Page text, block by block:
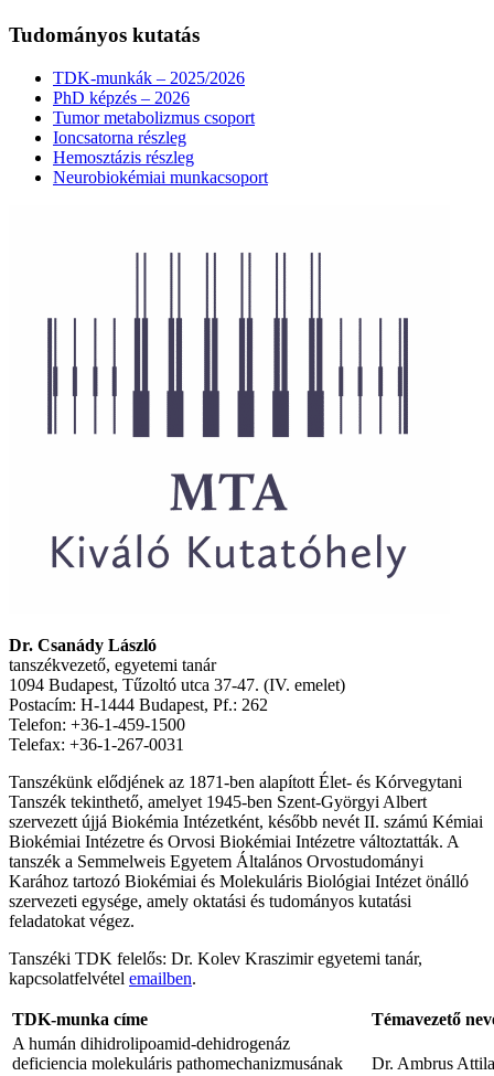
Tudományos kutatás
TDK-munkák – 2025/2026
PhD képzés – 2026
Tumor metabolizmus csoport
Ioncsatorna részleg
Hemosztázis részleg
Neurobiokémiai munkacsoport
Dr. Csanády László
tanszékvezető, egyetemi tanár
1094 Budapest, Tűzoltó utca 37-47. (IV. emelet)
Postacím: H-1444 Budapest, Pf.: 262
Telefon: +36-1-459-1500
Telefax: +36-1-267-0031
Tanszékünk elődjének az 1871-ben alapított Élet- és Kórvegytani
Tanszék tekinthető, amelyet 1945-ben Szent-Györgyi Albert
szervezett újjá Biokémia Intézetként, később nevét II. számú Kémiai
Biokémiai Intézetre és Orvosi Biokémiai Intézetre változtatták. A
tanszék a Semmelweis Egyetem Általános Orvostudományi
Karához tartozó Biokémiai és Molekuláris Biológiai Intézet önálló
szervezeti egysége, amely oktatási és tudományos kutatási
feladatokat végez.
Tanszéki TDK felelős: Dr. Kolev Kraszimir egyetemi tanár,
kapcsolatfelvétel emailben.
TDK-munka címe
Témavezető
A humán dihidrolipoamid-dehidrogenáz
deficiencia molekuláris pathomechanizmusának
Dr. Ambrus